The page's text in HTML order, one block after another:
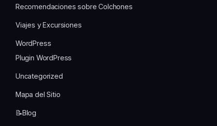
Recomendaciones sobre Colchones
Viajes y Excursiones
WordPress
Plugin WordPress
Uncategorized
Mapa del Sitio
📝Blog